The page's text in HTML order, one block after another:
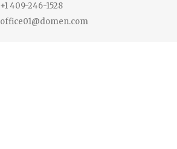
+1 409-246-1528
office01@domen.com